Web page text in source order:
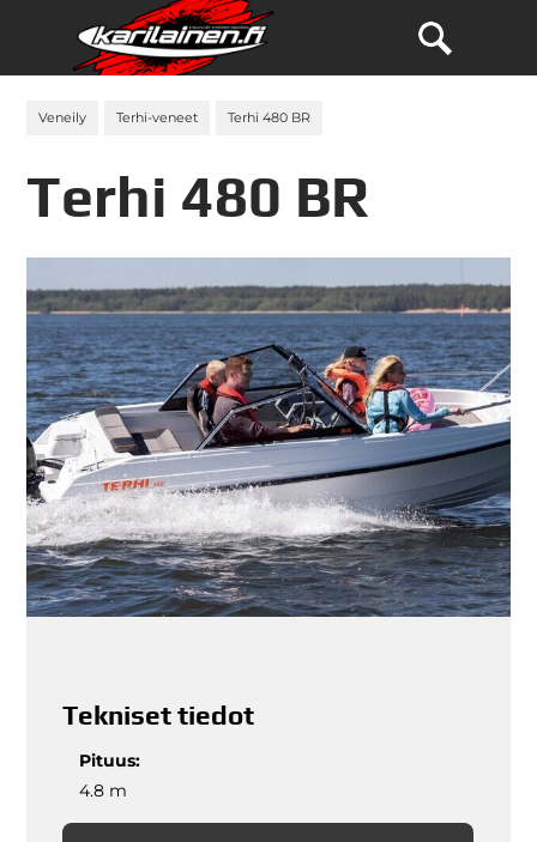
Veneily Terhi-veneet Terhi 480 BR
Terhi 480 BR
Tekniset tiedot
Pituus:
4.8 m